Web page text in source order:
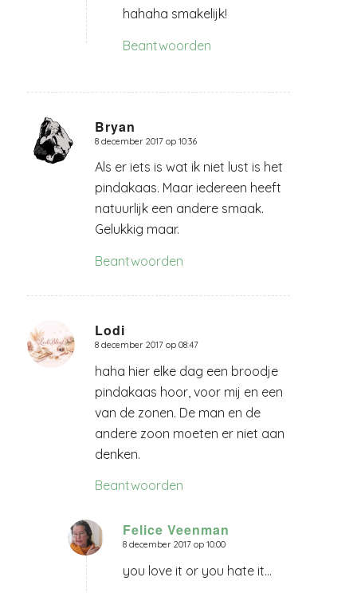
hahaha smakelijk!
Beantwoorden
Bryan
zegt:
8 december 2017 op 10:36
Als er iets is wat ik niet lust is het
pindakaas. Maar iedereen heeft
natuurlijk een andere smaak.
Gelukkig maar.
Beantwoorden
Lodi
zegt:
8 december 2017 op 08:47
haha hier elke dag een broodje
pindakaas hoor, voor mij en een
van de zonen. De man en de
andere zoon moeten er niet aan
denken.
Beantwoorden
Felice Veenman
zegt:
8 december 2017 op 10:00
you love it or you hate it…